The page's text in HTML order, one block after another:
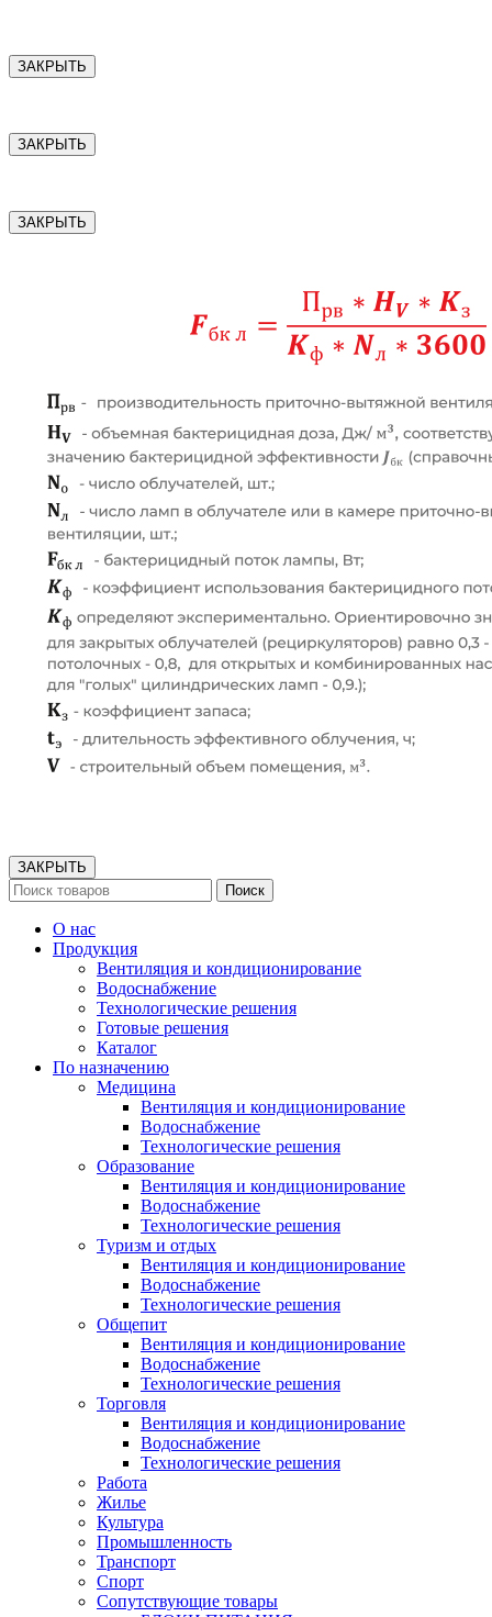
ЗАКРЫТЬ
ЗАКРЫТЬ
ЗАКРЫТЬ
ЗАКРЫТЬ
Поиск
О нас
Продукция
Вентиляция и кондиционирование
Водоснабжение
Технологические решения
Готовые решения
Каталог
По назначению
Медицина
Вентиляция и кондиционирование
Водоснабжение
Технологические решения
Образование
Вентиляция и кондиционирование
Водоснабжение
Технологические решения
Туризм и отдых
Вентиляция и кондиционирование
Водоснабжение
Технологические решения
Общепит
Вентиляция и кондиционирование
Водоснабжение
Технологические решения
Торговля
Вентиляция и кондиционирование
Водоснабжение
Технологические решения
Работа
Жилье
Культура
Промышленность
Транспорт
Спорт
Сопутствующие товары